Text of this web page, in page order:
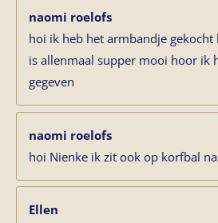
naomi roelofs
hoi ik heb het armbandje gekocht
is allenmaal supper mooi hoor ik
gegeven
naomi roelofs
hoi Nienke ik zit ook op korfbal
Ellen